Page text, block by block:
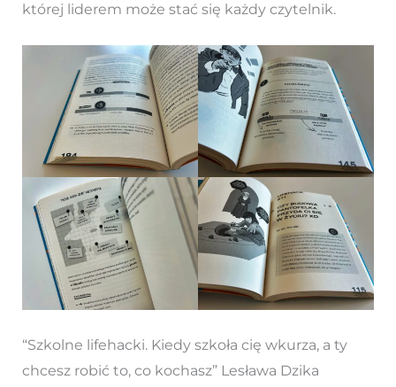
której liderem może stać się każdy czytelnik.
“Szkolne lifehacki. Kiedy szkoła cię wkurza, a ty
chcesz robić to, co kochasz” Lesława Dzika